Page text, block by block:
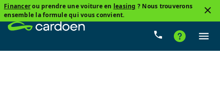
Financerou prendre une voiture en leasing ? Nous trouverons
ensemble la formule qui vous convient.
Prix Boîte